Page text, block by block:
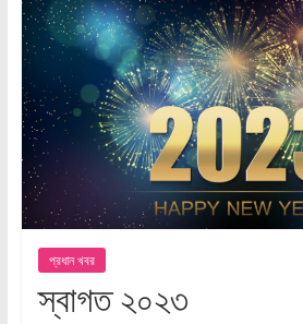
প্রধান খবর
স্বাগত ২০২৩